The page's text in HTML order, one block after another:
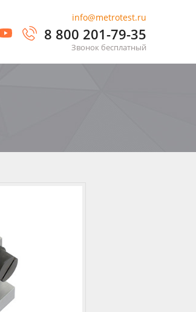
info@metrotest.ru
8 800 201-79-35
Звонок бесплатный